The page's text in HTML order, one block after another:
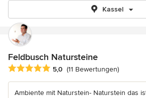
Kassel
Feldbusch Natursteine
Durchschnittliche Bewertung: 5 von 5
5,0 (11 Bewertungen)
Ambiente mit Naturstein- Naturstein das